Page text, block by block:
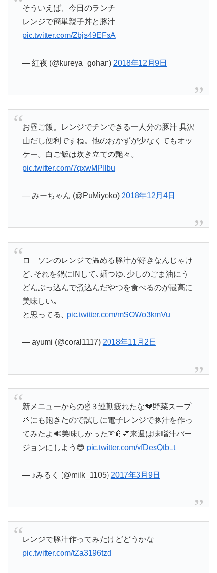
そういえば、今日のランチ
レンジで簡単親子丼と豚汁
pic.twitter.com/Zbjs49EFsA
— 紅夜 (@kureya_gohan) 2018年12月9日
お昼ご飯。レンジでチンできる一人分の豚汁 具沢
山だし便利ですね。他のおかずが少なくてもオッ
ケー。白ご飯は炊き立ての艶々。
pic.twitter.com/7qxwMPIlbu
— みーちゃん (@PuMiyoko) 2018年12月4日
ローソンのレンジで温める豚汁が好きなんじゃけ
ど､それを鍋にINして､麺つゆ､少しのごま油にう
どんぶっ込んで煮込んだやつを食べるのが最高に
美味しい｡
と思ってる｡ pic.twitter.com/mSOWo3kmVu
— ayumi (@coral1117) 2018年11月2日
新メニューからの☝３連勤疲れたな💔野菜スープ
🌱にも飽きたので試しに電子レンジで豚汁を作っ
てみたよ🔊美味しかった➰👮💕来週は味噌汁バー
ジョンにしよう😎 pic.twitter.com/yfDesQtbLt
— ♪みるく (@milk_1105) 2017年3月9日
レンジで豚汁作ってみたけどどうかな
pic.twitter.com/tZa3196tzd